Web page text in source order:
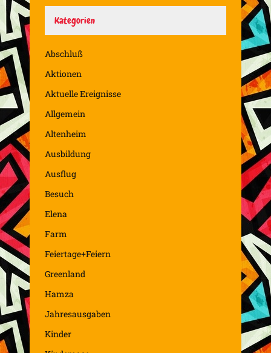
Kategorien
Abschluß
Aktionen
Aktuelle Ereignisse
Allgemein
Altenheim
Ausbildung
Ausflug
Besuch
Elena
Farm
Feiertage+Feiern
Greenland
Hamza
Jahresausgaben
Kinder